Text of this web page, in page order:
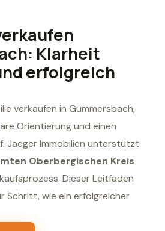
Klarheit
erfolgreich
verkaufen in Gummersbach,
Orientierung und einen
Jaeger Immobilien unterstützt
Oberbergischen Kreis
Dieser Leitfaden
Schritt, wie ein erfolgreicher